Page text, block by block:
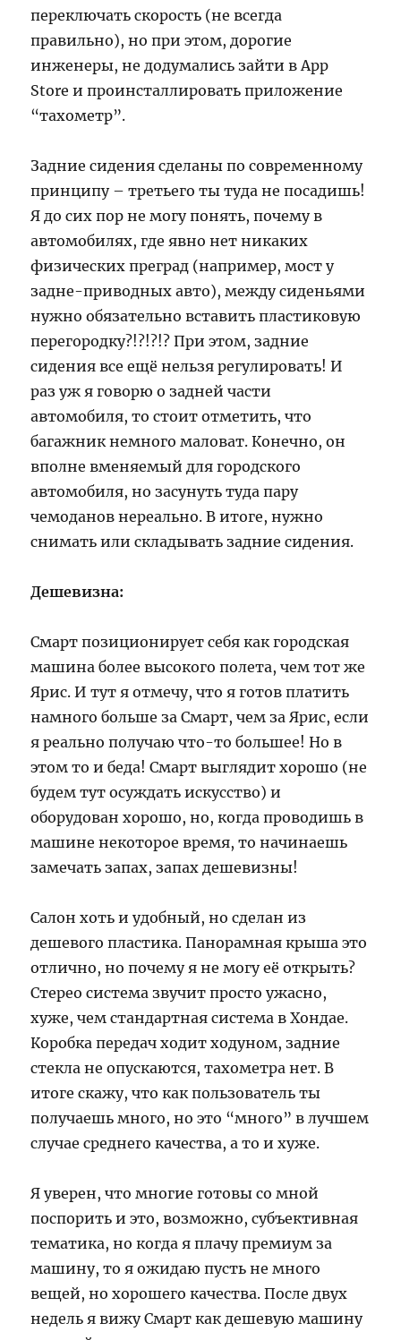
переключать скорость (не всегда
правильно), но при этом, дорогие
инженеры, не додумались зайти в App
Store и проинсталлировать приложение
“тахометр”.
Задние сидения сделаны по современному
принципу – третьего ты туда не посадишь!
Я до сих пор не могу понять, почему в
автомобилях, где явно нет никаких
физических преград (например, мост у
задне-приводных авто), между сиденьями
нужно обязательно вставить пластиковую
перегородку?!?!?!? При этом, задние
сидения все ещё нельзя регулировать! И
раз уж я говорю о задней части
автомобиля, то стоит отметить, что
багажник немного маловат. Конечно, он
вполне вменяемый для городского
автомобиля, но засунуть туда пару
чемоданов нереально. В итоге, нужно
снимать или складывать задние сидения.
Дешевизна:
Смарт позиционирует себя как городская
машина более высокого полета, чем тот же
Ярис. И тут я отмечу, что я готов платить
намного больше за Смарт, чем за Ярис, если
я реально получаю что-то большее! Но в
этом то и беда! Смарт выглядит хорошо (не
будем тут осуждать искусство) и
оборудован хорошо, но, когда проводишь в
машине некоторое время, то начинаешь
замечать запах, запах дешевизны!
Салон хоть и удобный, но сделан из
дешевого пластика. Панорамная крыша это
отлично, но почему я не могу её открыть?
Стерео система звучит просто ужасно,
хуже, чем стандартная система в Хондае.
Коробка передач ходит ходуном, задние
стекла не опускаются, тахометра нет. В
итоге скажу, что как пользователь ты
получаешь много, но это “много” в лучшем
случае среднего качества, а то и хуже.
Я уверен, что многие готовы со мной
поспорить и это, возможно, субъективная
тематика, но когда я плачу премиум за
машину, то я ожидаю пусть не много
вещей, но хорошего качества. После двух
недель я вижу Смарт как дешевую машину